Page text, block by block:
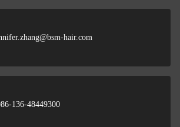
hair.com
136-48449300